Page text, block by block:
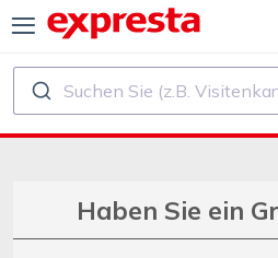
PRODUKTE
VERLAGE UND AUTOREN
Suchen Sie (z.B.
Haben Sie ein